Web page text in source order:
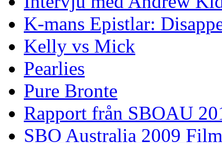
K-mans Epistlar:
Kelly vs Mick
Pearlies
Pure Bronte
Rapport från SBOAU
SBO Australia 2009 Film